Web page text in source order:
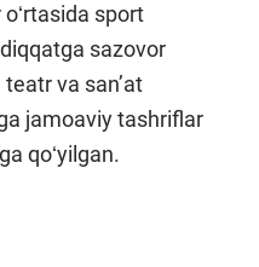
sport
sazovor
va sanʼat
jamoaviy tashriflar
qoʻyilgan.